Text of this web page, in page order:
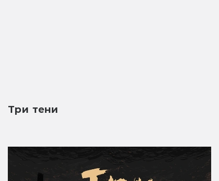
Три тени